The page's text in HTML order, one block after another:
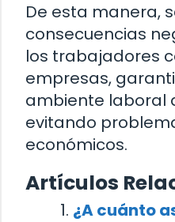
De esta manera,
consecuencias
los trabajadores
empresas,
ambiente laboral
evitando
económicos.
Artículos
¿A cuánto